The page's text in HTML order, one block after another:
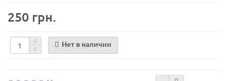
250 грн.
Нет в наличии